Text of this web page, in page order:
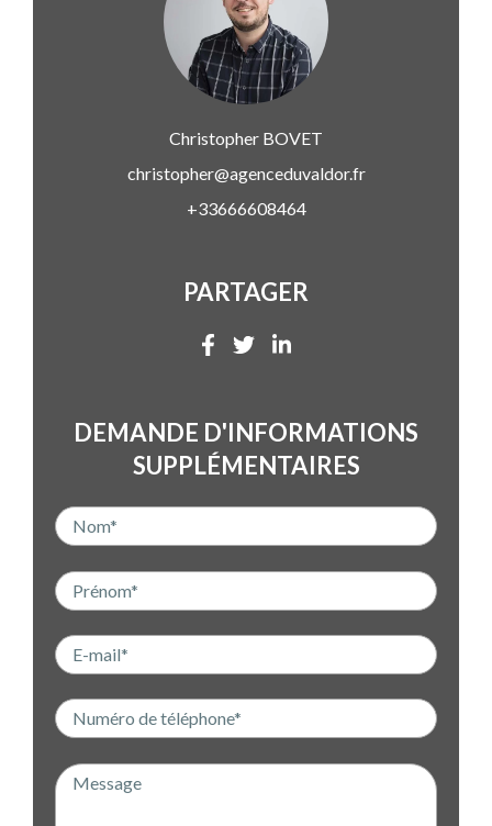
Christopher BOVET
christopher@agenceduvaldor.fr
+33666608464
PARTAGER
DEMANDE D'INFORMATIONS
SUPPLÉMENTAIRES